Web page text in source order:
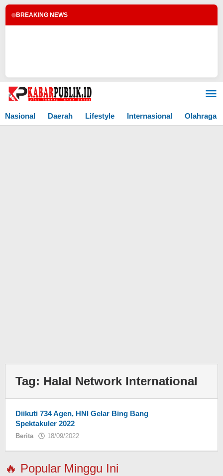
BREAKING NEWS
Lewati
Nasional
Daerah Lifestyle Internasional Olahraga
Tag: Halal Network International
Diikuti 734 Agen, HNI Gelar Bing Bang
Spektakuler 2022
Berita 18/09/2022
🔥 Popular Minggu Ini